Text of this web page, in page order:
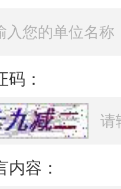
码：
内容：